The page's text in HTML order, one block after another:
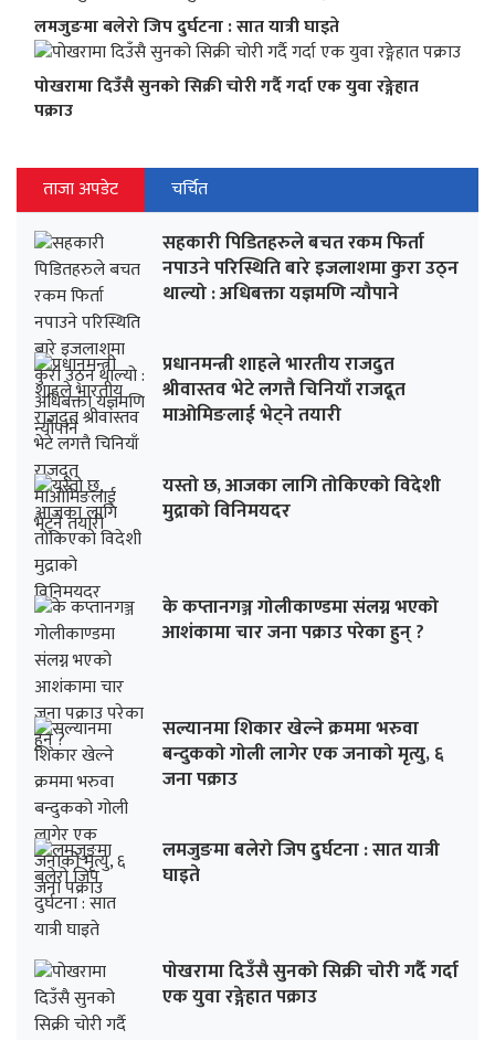
लमजुङमा बलेरो जिप दुर्घटना : सात यात्री घाइते
पोखरामा दिउँसै सुनको सिक्री चोरी गर्दै गर्दा एक युवा रङ्गेहात
पक्राउ
ताजा अपडेट चर्चित
सहकारी पिडितहरुले बचत रकम फिर्ता
नपाउने परिस्थिति बारे इजलाशमा कुरा उठ्न
थाल्यो : अधिबक्ता यज्ञमणि न्यौपाने
प्रधानमन्त्री शाहले भारतीय राजदुत
श्रीवास्तव भेटे लगत्तै चिनियाँ राजदूत
माओमिङलाई भेट्ने तयारी
यस्तो छ, आजका लागि तोकिएको विदेशी
मुद्राको विनिमयदर
के कप्तानगञ्ज गोलीकाण्डमा संलग्न भएको
आशंकामा चार जना पक्राउ परेका हुन् ?
सल्यानमा शिकार खेल्ने क्रममा भरुवा
बन्दुकको गोली लागेर एक जनाको मृत्यु, ६
जना पक्राउ
लमजुङमा बलेरो जिप दुर्घटना : सात यात्री
घाइते
पोखरामा दिउँसै सुनको सिक्री चोरी गर्दै गर्दा
एक युवा रङ्गेहात पक्राउ